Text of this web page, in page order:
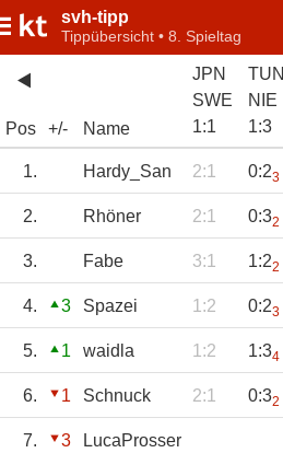
svh-tipp
Tippübersicht • 8. Spieltag
Pos +/- Name
JPN
SWE
1:1
TUN
NIE
1:3
1. Hardy_San 2:1 0:23
2. Rhöner 2:1 0:32
3. Fabe 3:1 1:22
4. 3 Spazei 1:2 0:23
5. 1 waidla 1:2 1:34
6. 1 Schnuck 2:1 0:32
7. 3 LucaProsser